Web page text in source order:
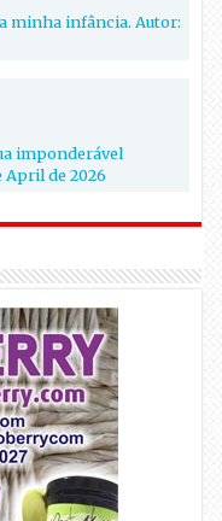
minha infância. Autor:
imponderável
April de 2026